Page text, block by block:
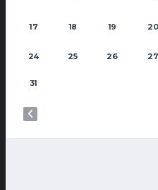
17 18 19 20
24 25 26 27
31